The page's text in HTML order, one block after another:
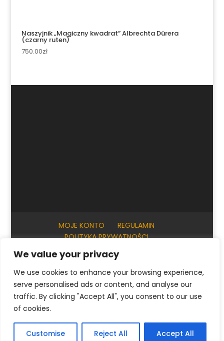
We value your privacy
We use cookies to enhance your browsing experience,
serve personalised ads or content, and analyse our
traffic. By clicking "Accept All", you consent to our use
of cookies.
Customise Reject All Accept All
Naszyjnik „Magiczny kwadrat” Albrechta Dürera
(czarny ruten)
750.00zł
MOJE KONTO
REGULAMIN
POLITYKA PRYWATNOŚCI
INFORMACJE PRAKTYCZNE
© ArtKrak Auction House 2023
Français
( Francuski